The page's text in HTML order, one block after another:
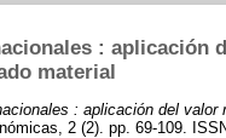
: aplicación
material
: aplicación del valor
2 (2). pp. 69-109.